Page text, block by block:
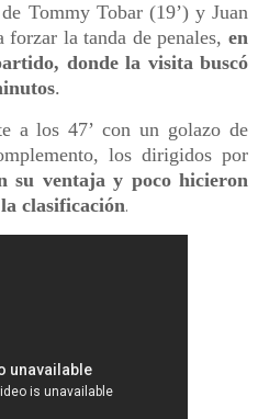
Tommy Tobar (19’) y Juan
forzar la tanda de penales,en
donde la visita buscó
.
a los 47’ con un golazo de
los dirigidos por
su ventaja y poco hicieron
clasificación.